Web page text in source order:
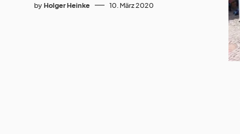
by Holger Heinke 10. März 2020